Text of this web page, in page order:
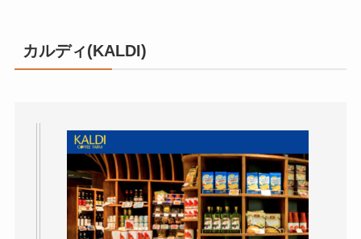
カルディ(KALDI)